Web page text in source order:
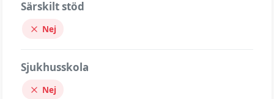
Särskilt stöd
Nej
Sjukhusskola
Nej